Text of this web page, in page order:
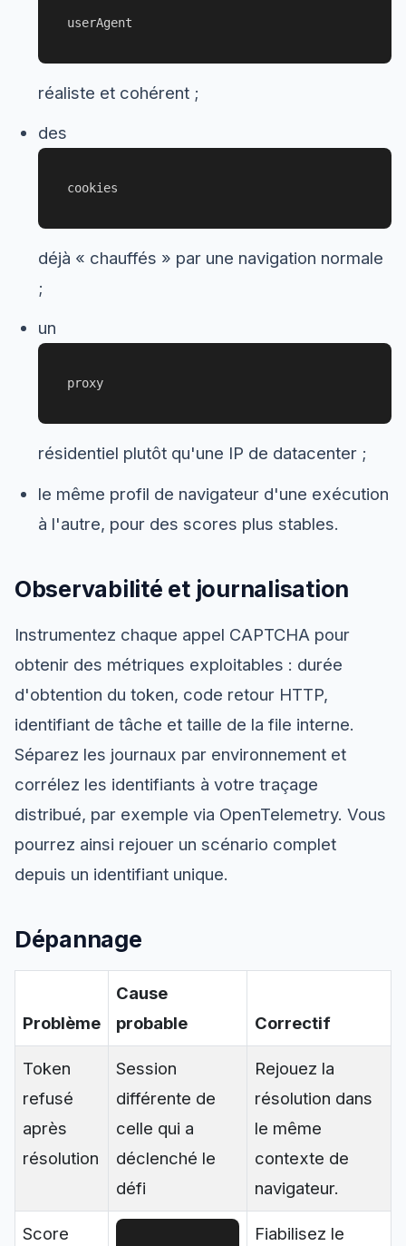
userAgent
réaliste et cohérent ;
des
cookies
déjà « chauffés » par une navigation normale
;
un
proxy
résidentiel plutôt qu'une IP de datacenter ;
le même profil de navigateur d'une exécution
à l'autre, pour des scores plus stables.
Observabilité et journalisation
Instrumentez chaque appel CAPTCHA pour
obtenir des métriques exploitables : durée
d'obtention du token, code retour HTTP,
identifiant de tâche et taille de la file interne.
Séparez les journaux par environnement et
corrélez les identifiants à votre traçage
distribué, par exemple via OpenTelemetry. Vous
pourrez ainsi rejouer un scénario complet
depuis un identifiant unique.
Dépannage
Problème
Cause
probable
Correctif
Token
refusé
après
résolution
Session
différente de
celle qui a
déclenché le
défi
Rejouez la
résolution dans
le même
contexte de
navigateur.
Score Fiabilisez le